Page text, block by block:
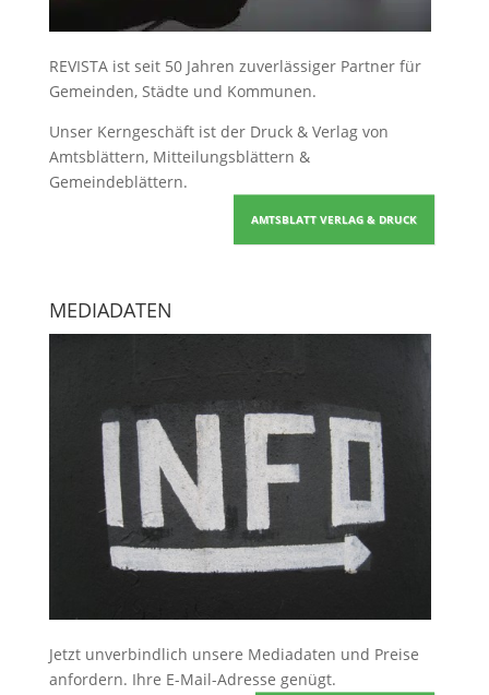
REVISTA ist seit 50 Jahren zuverlässiger Partner für
Gemeinden, Städte und Kommunen.
Unser Kerngeschäft ist der Druck & Verlag von
Amtsblättern, Mitteilungsblättern &
Gemeindeblättern.
AMTSBLATT VERLAG & DRUCK
MEDIADATEN
Jetzt unverbindlich unsere Mediadaten und Preise
anfordern. Ihre E-Mail-Adresse genügt.